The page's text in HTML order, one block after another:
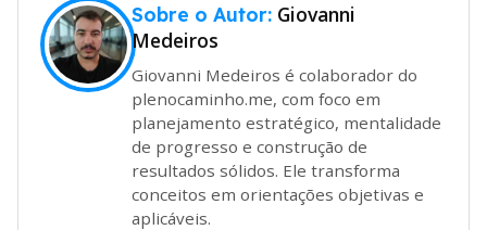
Sobre o Autor: Giovanni
Medeiros
Giovanni Medeiros é colaborador do
plenocaminho.me, com foco em
planejamento estratégico, mentalidade
de progresso e construção de
resultados sólidos. Ele transforma
conceitos em orientações objetivas e
aplicáveis.